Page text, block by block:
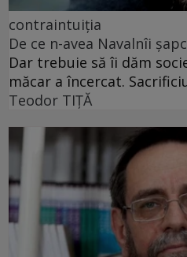
contraintuiția
De ce n-avea Navalnîi
Dar trebuie să îi dăm
măcar a încercat.
Teodor TIŢĂ